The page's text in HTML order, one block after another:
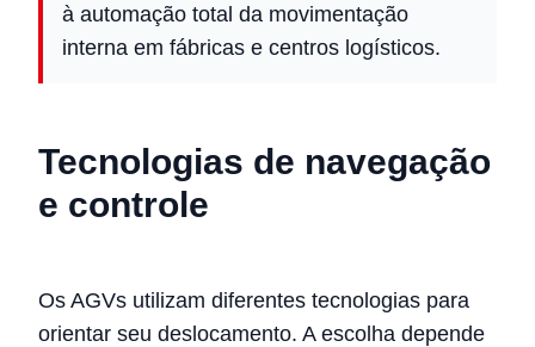
à automação total da movimentação
interna em fábricas e centros logísticos.
Tecnologias de navegação
e controle
Os AGVs utilizam diferentes tecnologias para
orientar seu deslocamento. A escolha depende